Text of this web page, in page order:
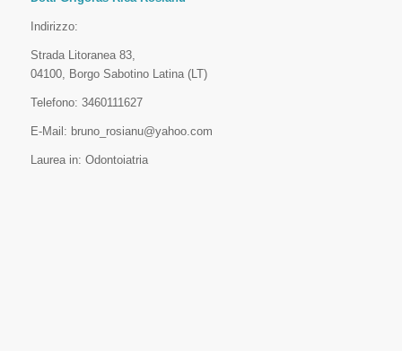
Indirizzo:
Strada Litoranea 83,
04100, Borgo Sabotino Latina (LT)
Telefono: 3460111627
E-Mail: bruno_rosianu@yahoo.com
Laurea in: Odontoiatria